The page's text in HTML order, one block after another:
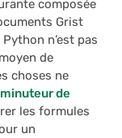
composée
Grist
n’est pas
de
choses ne
minuteur de
les formules
un